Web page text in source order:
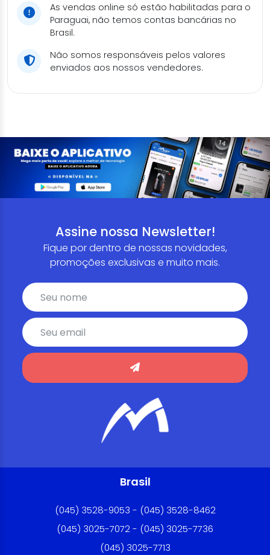
As vendas online só estão habilitadas para o
Paraguai, não temos contas bancárias no
Brasil.
Não somos responsáveis pelos valores
enviados aos nossos vendedores.
Assine nossa Newsletter!
Fique por dentro de nossas novidades,
promoções exclusivas e muito mais.
Brasil
(045) 3528-9053 - (045) 3528-8462
(045) 3025-7072 - (045) 3025-7736
(045) 3025-7713